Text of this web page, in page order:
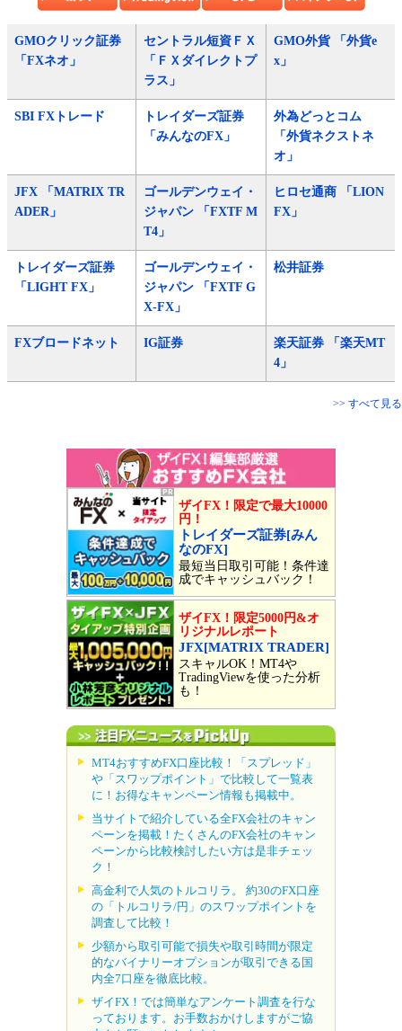
GMOクリック証券
「FXネオ」
セントラル短資ＦＸ
「ＦＸダイレクトプ
ラス」
GMO外貨 「外貨e
x」
SBI FXトレード
トレイダーズ証券
「みんなのFX」
外為どっとコム
「外貨ネクストネ
オ」
JFX 「MATRIX TR
ADER」
ゴールデンウェイ・
ジャパン 「FXTF M
T4」
ヒロセ通商 「LION
FX」
トレイダーズ証券
「LIGHT FX」
ゴールデンウェイ・
ジャパン 「FXTF G
X-FX」
松井証券
FXブロードネット IG証券
楽天証券 「楽天MT
4」
>> すべて見る
ザイFX！限定で最大10000
円！
トレイダーズ証券[みん
なのFX]
最短当日取引可能！条件達
成でキャッシュバック！
ザイFX！限定5000円&オ
リジナルレポート
JFX[MATRIX TRADER]
スキャルOK！MT4や
TradingViewを使った分析
も！
MT4おすすめFX口座比較！「スプレッド」
や「スワップポイント」で比較して一覧表
に！お得なキャンペーン情報も掲載中。
当サイトで紹介している全FX会社のキャン
ペーンを掲載！たくさんのFX会社のキャン
ペーンから比較検討したい方は是非チェッ
ク！
高金利で人気のトルコリラ。 約30のFX口座
の「トルコリラ/円」のスワップポイントを
調査して比較！
少額から取引可能で損失や取引時間が限定
的なバイナリーオプションが取引できる国
内全7口座を徹底比較。
ザイFX！では簡単なアンケート調査を行な
っております。お手数おかけしますがご協